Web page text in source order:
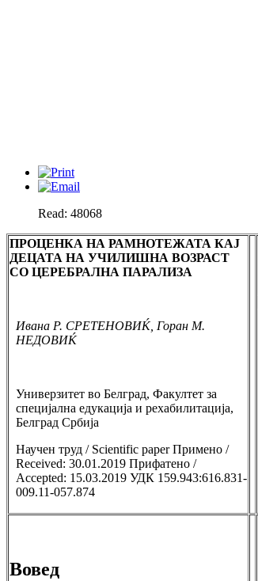
Read: 48068
ПРОЦЕНКА НА РАМНОТЕЖАТА КАЈ
ДЕЦАТА НА УЧИЛИШНА ВОЗРАСТ
СО ЦЕРЕБРАЛНА ПАРАЛИЗА
Ивана Р. СРЕТЕНОВИЌ, Горан M.
НЕДОВИЌ
Универзитет во Белград, Факултет за
специјална едукација и рехабилитација,
Белград Србија
Научен труд / Scientific paper Примено /
Received: 30.01.2019 Прифатено /
Accepted: 15.03.2019 УДК 159.943:616.831-
009.11-057.874
Вовед